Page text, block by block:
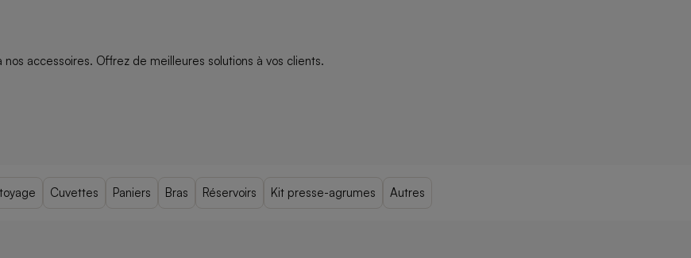
accessoires. Offrez de meilleures solutions à vos clients.
Cuvettes Paniers Bras Réservoirs Kit presse-agrumes Autres